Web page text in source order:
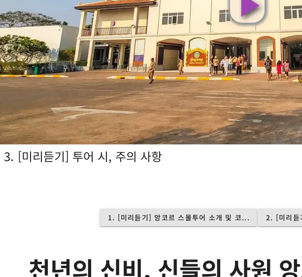
영
상
재
생
3. [미리듣기] 투어 시, 주의 사항
1. [미리듣기] 앙코르 스몰투어 소개 및 코... 2. [미리듣
천년의 신비, 신들의 사원